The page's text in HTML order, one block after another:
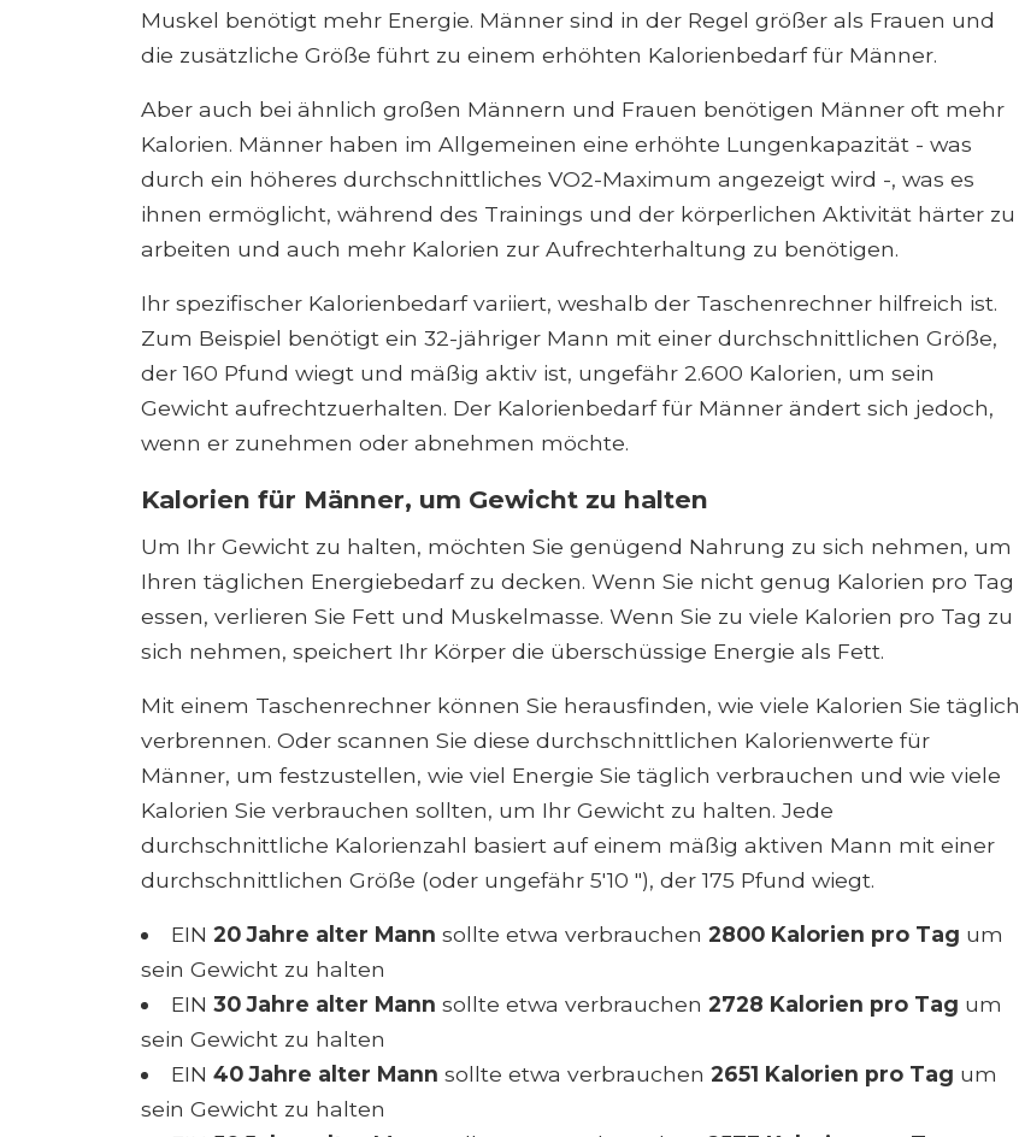
Muskel benötigt mehr Energie. Männer sind in der Regel größer als Frauen und
die zusätzliche Größe führt zu einem erhöhten Kalorienbedarf für Männer.
Aber auch bei ähnlich großen Männern und Frauen benötigen Männer oft mehr
Kalorien. Männer haben im Allgemeinen eine erhöhte Lungenkapazität - was
durch ein höheres durchschnittliches VO2-Maximum angezeigt wird -, was es
ihnen ermöglicht, während des Trainings und der körperlichen Aktivität härter zu
arbeiten und auch mehr Kalorien zur Aufrechterhaltung zu benötigen.
Ihr spezifischer Kalorienbedarf variiert, weshalb der Taschenrechner hilfreich ist.
Zum Beispiel benötigt ein 32-jähriger Mann mit einer durchschnittlichen Größe,
der 160 Pfund wiegt und mäßig aktiv ist, ungefähr 2.600 Kalorien, um sein
Gewicht aufrechtzuerhalten. Der Kalorienbedarf für Männer ändert sich jedoch,
wenn er zunehmen oder abnehmen möchte.
Kalorien für Männer, um Gewicht zu halten
Um Ihr Gewicht zu halten, möchten Sie genügend Nahrung zu sich nehmen, um
Ihren täglichen Energiebedarf zu decken. Wenn Sie nicht genug Kalorien pro Tag
essen, verlieren Sie Fett und Muskelmasse. Wenn Sie zu viele Kalorien pro Tag zu
sich nehmen, speichert Ihr Körper die überschüssige Energie als Fett.
Mit einem Taschenrechner können Sie herausfinden, wie viele Kalorien Sie täglich
verbrennen. Oder scannen Sie diese durchschnittlichen Kalorienwerte für
Männer, um festzustellen, wie viel Energie Sie täglich verbrauchen und wie viele
Kalorien Sie verbrauchen sollten, um Ihr Gewicht zu halten. Jede
durchschnittliche Kalorienzahl basiert auf einem mäßig aktiven Mann mit einer
durchschnittlichen Größe (oder ungefähr 5'10 "), der 175 Pfund wiegt.
EIN 20 Jahre alter Mann sollte etwa verbrauchen 2800 Kalorien pro Tag um
sein Gewicht zu halten
EIN 30 Jahre alter Mann sollte etwa verbrauchen 2728 Kalorien pro Tag um
sein Gewicht zu halten
EIN 40 Jahre alter Mann sollte etwa verbrauchen 2651 Kalorien pro Tag um
sein Gewicht zu halten